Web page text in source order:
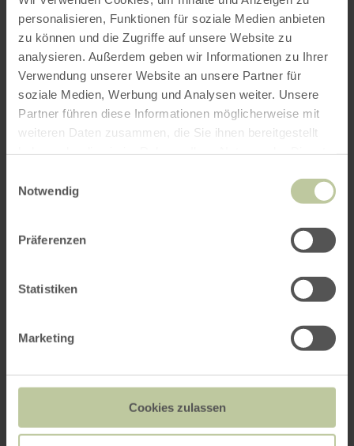
personalisieren, Funktionen für soziale Medien anbieten
zu können und die Zugriffe auf unsere Website zu
analysieren. Außerdem geben wir Informationen zu Ihrer
Verwendung unserer Website an unsere Partner für
soziale Medien, Werbung und Analysen weiter. Unsere
Partner führen diese Informationen möglicherweise mit
weiteren Daten zusammen, die Sie ihnen bereitgestellt
Notwendig
Präferenzen
Statistiken
Marketing
Cookies zulassen
ROUTE PLANEN
Das könnte Sie auch
interessieren